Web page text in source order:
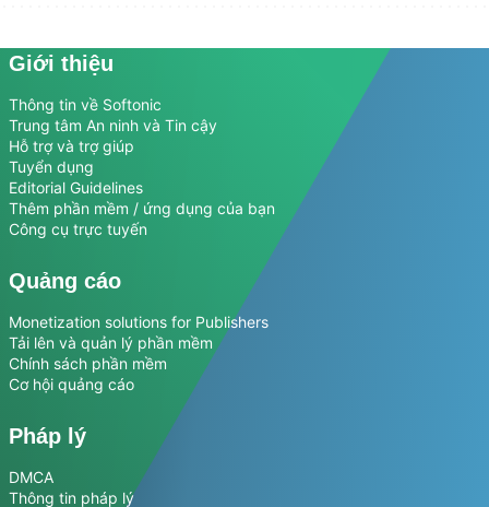
Giới thiệu
Thông tin về Softonic
Trung tâm An ninh và Tin cậy
Hỗ trợ và trợ giúp
Tuyển dụng
Editorial Guidelines
Thêm phần mềm / ứng dụng của bạn
Công cụ trực tuyến
Quảng cáo
Monetization solutions for Publishers
Tải lên và quản lý phần mềm
Chính sách phần mềm
Cơ hội quảng cáo
Pháp lý
DMCA
Thông tin pháp lý